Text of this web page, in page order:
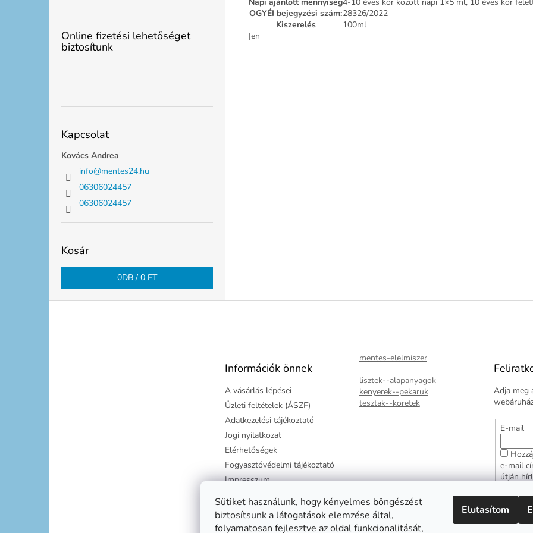
Sütiket használunk, hogy kényelmes böngészést
biztosítsunk a látogatások elemzése által,
folyamatosan fejlesztve az oldal funkcionalitását,
Elutasítom
Online fizetési lehetőséget
biztosítunk
Kapcsolat
Kovács Andrea
info@mentes24.hu
06306024457
06306024457
Kosár
0DB / 0 FT
OGYÉI bejegyzési szám:28326/2022
Kiszerelés
100ml
|en
Információk önnek
A vásárlás lépései
Üzleti feltételek (ÁSZF)
Adatkezelési tájékoztató
Jogi nyilatkozat
Elérhetőségek
Fogyasztóvédelmi tájékoztató
Impresszum
Szállítási garancia
mentes-elelmiszer
lisztek--alapanyagok
kenyerek--pekaruk
tesztak--koretek
Adja meg
E-mail
e-mail
útján